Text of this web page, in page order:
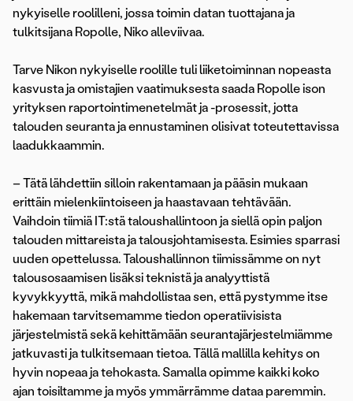
nykyiselle roolilleni, jossa toimin datan tuottajana ja
tulkitsijana Ropolle, Niko alleviivaa.
Tarve Nikon nykyiselle roolille tuli liiketoiminnan nopeasta
kasvusta ja omistajien vaatimuksesta saada Ropolle ison
yrityksen raportointimenetelmät ja -prosessit, jotta
talouden seuranta ja ennustaminen olisivat toteutettavissa
laadukkaammin.
– Tätä lähdettiin silloin rakentamaan ja pääsin mukaan
erittäin mielenkiintoiseen ja haastavaan tehtävään.
Vaihdoin tiimiä IT:stä taloushallintoon ja siellä opin paljon
talouden mittareista ja talousjohtamisesta. Esimies sparrasi
uuden opettelussa. Taloushallinnon tiimissämme on nyt
talousosaamisen lisäksi teknistä ja analyyttistä
kyvykkyyttä, mikä mahdollistaa sen, että pystymme itse
hakemaan tarvitsemamme tiedon operatiivisista
järjestelmistä sekä kehittämään seurantajärjestelmiämme
jatkuvasti ja tulkitsemaan tietoa. Tällä mallilla kehitys on
hyvin nopeaa ja tehokasta. Samalla opimme kaikki koko
ajan toisiltamme ja myös ymmärrämme dataa paremmin.